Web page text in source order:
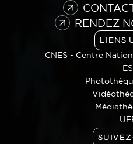
RENDEZ
LIENS
CNES - Centre